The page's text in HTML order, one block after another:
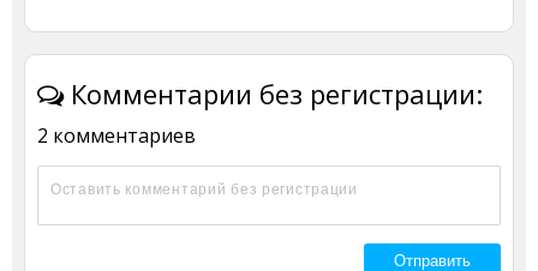
Комментарии без регистрации:
2 комментариев